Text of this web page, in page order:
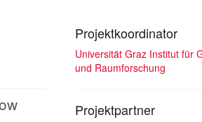
Projektkoordinator
Universität Graz Institut für
und Raumforschung
Projektpartner